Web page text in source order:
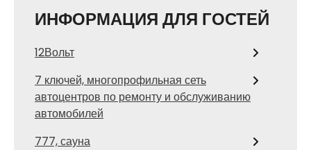
ИНФОРМАЦИЯ ДЛЯ ГОСТЕЙ
12Вольт
7 ключей, многопрофильная сеть
автоцентров по ремонту и обслуживанию
автомобилей
777, сауна